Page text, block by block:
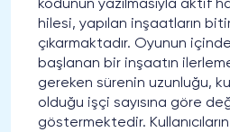
kodunun yazılmasıyla aktif
hilesi, yapılan inşaatların
çıkarmaktadır. Oyunun
başlanan bir inşaatın
gereken sürenin uzunluğu,
olduğu işçi sayısına göre
göstermektedir.